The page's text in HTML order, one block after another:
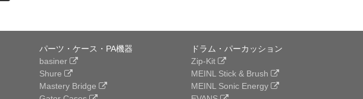
パーツ・ケース・PA機器
basiner
Shure
Mastery Bridge
ドラム・パーカッション
Zip-Kit
MEINL Stick & Brush
MEINL Sonic Energy